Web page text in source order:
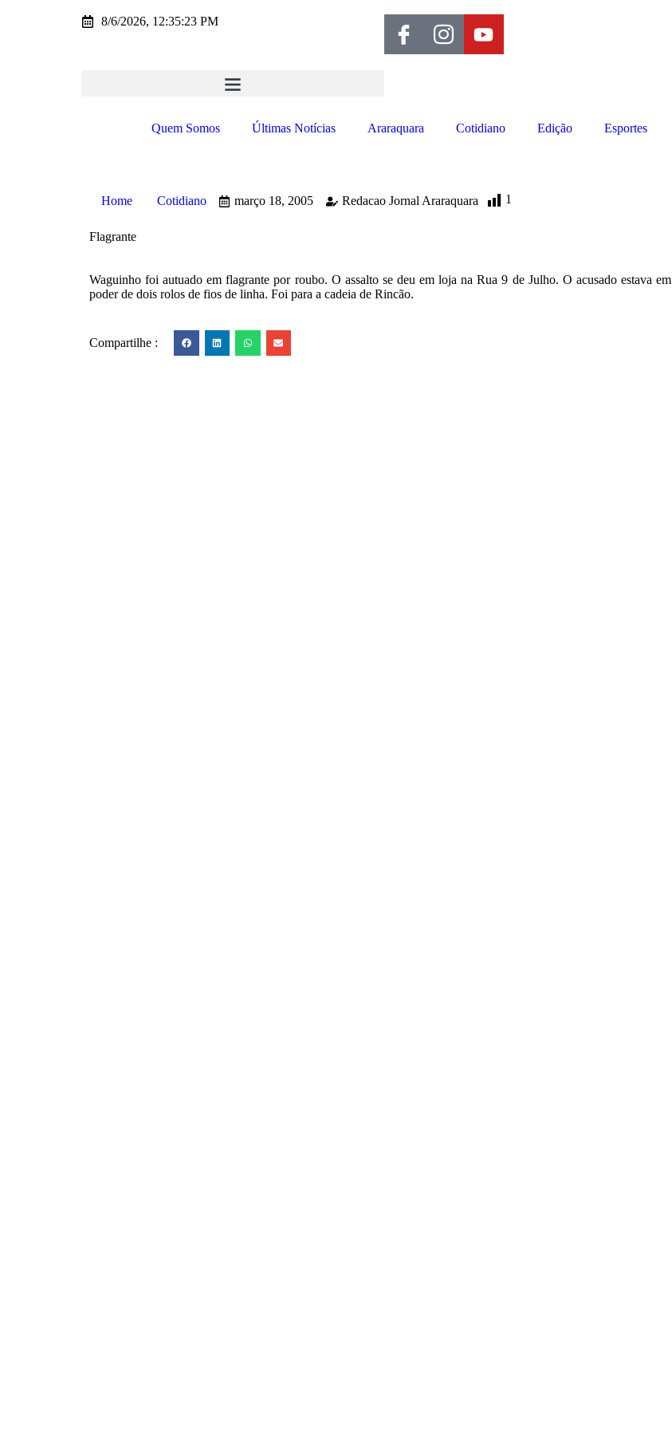
8/6/2026, 12:35:23 PM
Quem Somos Últimas Notícias Araraquara Cotidiano Edição Esportes
Home Cotidiano março 18, 2005 Redacao Jornal Araraquara 1
Flagrante
Waguinho foi autuado em flagrante por roubo. O assalto se deu em loja na Rua 9 de Julho. O acusado estava em
poder de dois rolos de fios de linha. Foi para a cadeia de Rincão.
Compartilhe :